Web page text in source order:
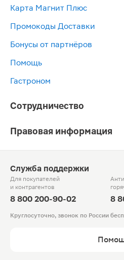
Карта Магнит Плюс
Промокоды Доставки
Бонусы от партнёров
Помощь
Гастроном
Сотрудничество
Правовая информация
Служба поддержки
Для покупателей
и контрагентов
8 800 200-90-02 8
Круглосуточно, звонок по России